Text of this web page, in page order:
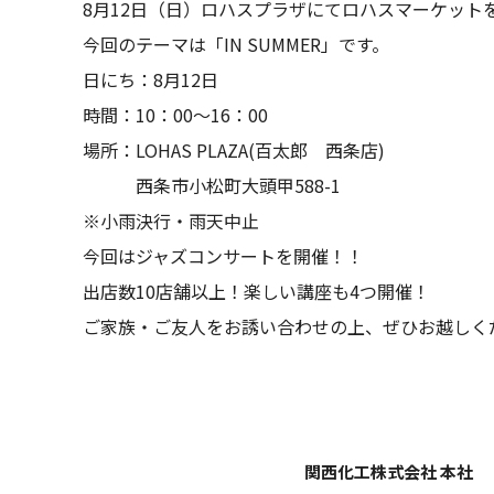
8月12日（日）ロハスプラザにてロハスマーケット
今回のテーマは「IN SUMMER」です。
日にち：8月12日
時間：10：00～16：00
場所：LOHAS PLAZA(百太郎 西条店)
西条市小松町大頭甲588-1
※小雨決行・雨天中止
今回はジャズコンサートを開催！！
出店数10店舗以上！楽しい講座も4つ開催！
ご家族・ご友人をお誘い合わせの上、ぜひお越し
関西化工株式会社 本社